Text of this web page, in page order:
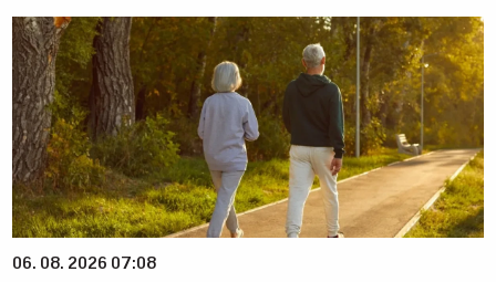
06. 08. 2026 07:08